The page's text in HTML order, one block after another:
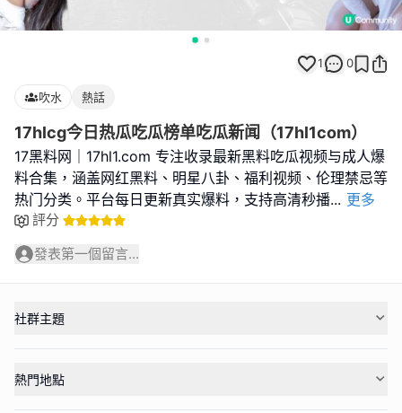
1 0
吹水 熱話
17hlcg今日热瓜吃瓜榜单吃瓜新闻（17hl1com）
17黑料网｜17hl1.com 专注收录最新黑料吃瓜视频与成人爆
料合集，涵盖网红黑料、明星八卦、福利视频、伦理禁忌等
热门分类。平台每日更新真实爆料，支持高清秒播... 更多
評分
發表第一個留言...
社群主題
熱門地點